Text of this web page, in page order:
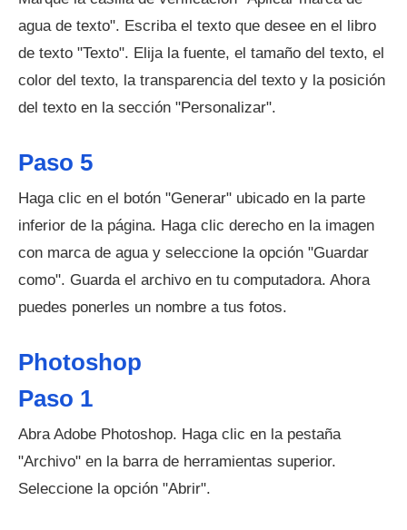
agua de texto". Escriba el texto que desee en el libro
de texto "Texto". Elija la fuente, el tamaño del texto, el
color del texto, la transparencia del texto y la posición
del texto en la sección "Personalizar".
Paso 5
Haga clic en el botón "Generar" ubicado en la parte
inferior de la página. Haga clic derecho en la imagen
con marca de agua y seleccione la opción "Guardar
como". Guarda el archivo en tu computadora. Ahora
puedes ponerles un nombre a tus fotos.
Photoshop
Paso 1
Abra Adobe Photoshop. Haga clic en la pestaña
"Archivo" en la barra de herramientas superior.
Seleccione la opción "Abrir".